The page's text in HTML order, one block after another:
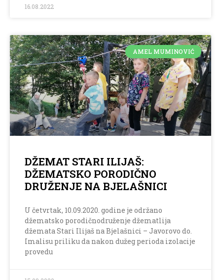
16.08.2022
AMEL MUMINOVIĆ
DŽEMAT STARI ILIJAŠ:
DŽEMATSKO PORODIČNO
DRUŽENJE NA BJELAŠNICI
U četvrtak, 10.09.2020. godine je održano
džematsko porodičnodruženje džematlija
džemata Stari Ilijaš na Bjelašnici – Javorovo do.
Imalisu priliku da nakon dužeg perioda izolacije
provedu